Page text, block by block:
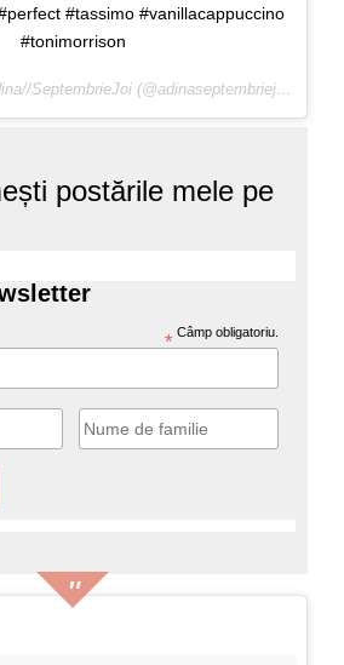
#tassimo #vanillacappuccino
#tonimorrison
A photo posted by Adina//SeptembrieJoi (@adinaseptembriejoi) on
postările mele pe
* Câmp obligatoriu.